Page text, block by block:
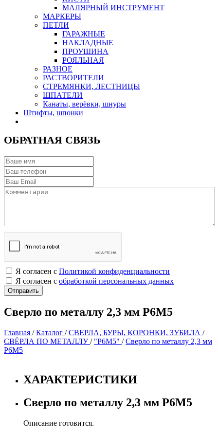
МАЛЯРНЫЙ ИНСТРУМЕНТ
МАРКЕРЫ
ПЕТЛИ
ГАРАЖНЫЕ
НАКЛАДНЫЕ
ПРОУШИНА
РОЯЛЬНАЯ
РАЗНОЕ
РАСТВОРИТЕЛИ
СТРЕМЯНКИ, ЛЕСТНИЦЫ
ШПАТЕЛИ
Канаты, верёвки, шнуры
Штифты, шпонки
ОБРАТНАЯ СВЯЗЬ
Я согласен с Политикой конфиденциальности
Я согласен с обработкой персональных данных
Сверло по металлу 2,3 мм Р6М5
Главная /Каталог /СВЕРЛА, БУРЫ, КОРОНКИ, ЗУБИЛА /
СВЁРЛА ПО МЕТАЛЛУ/ "Р6М5" /Сверло по металлу 2,3 мм
Р6М5
ХАРАКТЕРИСТИКИ
Сверло по металлу 2,3 мм Р6М5
Описание готовится.